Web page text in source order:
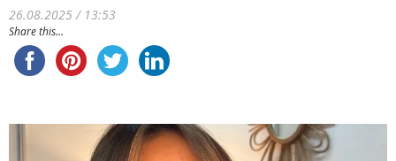
26.08.2025 / 13:53
Share this...